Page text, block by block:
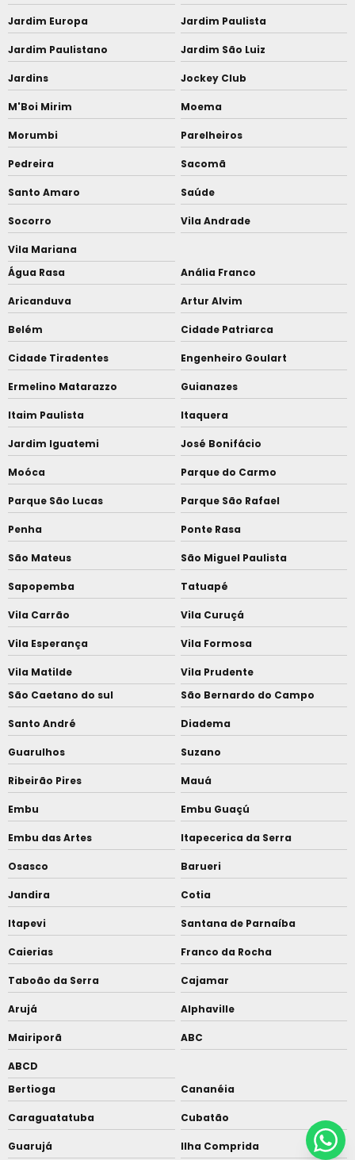
Jardim Europa Jardim Paulista
Jardim Paulistano Jardim São Luiz
Jardins Jockey Club
M'Boi Mirim Moema
Morumbi Parelheiros
Pedreira Sacomã
Santo Amaro Saúde
Socorro Vila Andrade
Vila Mariana
Água Rasa
Anália Franco
Aricanduva Artur Alvim
Belém Cidade Patriarca
Cidade Tiradentes Engenheiro Goulart
Ermelino Matarazzo Guianazes
Itaim Paulista Itaquera
Jardim Iguatemi José Bonifácio
Moóca Parque do Carmo
Parque São Lucas Parque São Rafael
Penha Ponte Rasa
São Mateus São Miguel Paulista
Sapopemba Tatuapé
Vila Carrão Vila Curuçá
Vila Esperança Vila Formosa
Vila Matilde
Vila Prudente
São Caetano do sul
São Bernardo do Campo
Santo André Diadema
Guarulhos Suzano
Ribeirão Pires Mauá
Embu Embu Guaçú
Embu das Artes Itapecerica da Serra
Osasco Barueri
Jandira Cotia
Itapevi Santana de Parnaíba
Caierias Franco da Rocha
Taboão da Serra Cajamar
Arujá Alphaville
Mairiporã ABC
ABCD
Bertioga
Cananéia
Caraguatatuba Cubatão
Guarujá Ilha Comprida